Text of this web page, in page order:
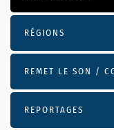
RÉGIONS
REMET LE SON /
REPORTAGES